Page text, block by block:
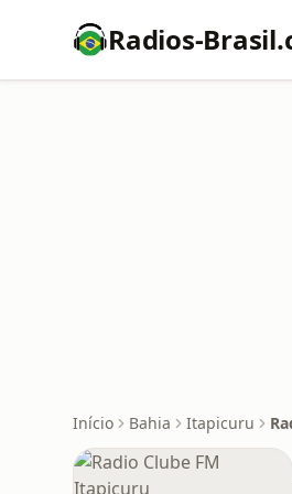
Radios-
Início Bahia Itapicuru